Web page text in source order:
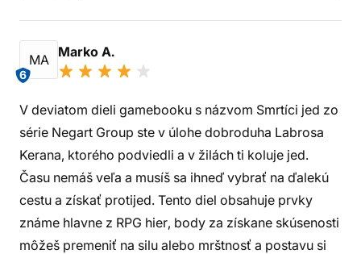
MA
6
Marko A.
V deviatom dieli gamebooku s názvom Smrtíci jed zo
série Negart Group ste v úlohe dobroduha Labrosa
Kerana, ktorého podviedli a v žilách ti koluje jed.
Času nemáš veľa a musíš sa ihneď vybrať na ďalekú
cestu a získať protijed. Tento diel obsahuje prvky
známe hlavne z RPG hier, body za získane skúsenosti
môžeš premeniť na silu alebo mrštnosť a postavu si